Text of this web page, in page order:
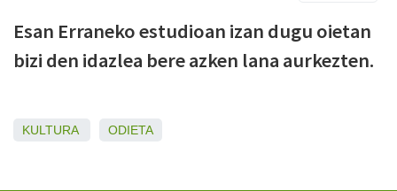
Esan Erraneko estudioan izan dugu oietan
bizi den idazlea bere azken lana aurkezten.
KULTURA ODIETA